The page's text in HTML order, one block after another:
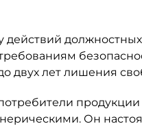
действий
двух лет лишения
Он